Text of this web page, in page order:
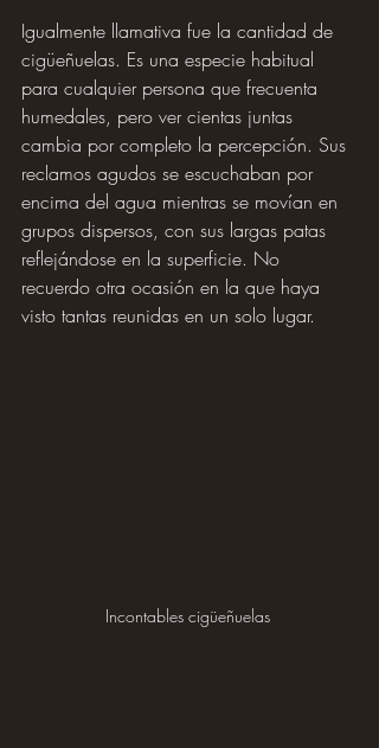
Igualmente llamativa fue la cantidad de
cigüeñuelas. Es una especie habitual
para cualquier persona que frecuenta
humedales, pero ver cientas juntas
cambia por completo la percepción. Sus
reclamos agudos se escuchaban por
encima del agua mientras se movían en
grupos dispersos, con sus largas patas
reflejándose en la superficie. No
recuerdo otra ocasión en la que haya
visto tantas reunidas en un solo lugar.
Incontables cigüeñuelas